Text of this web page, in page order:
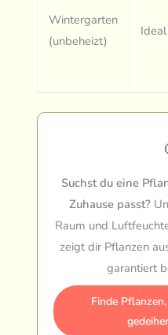
Wintergarten
(unbeheizt)
Ideal
Suchst du eine
Zuhause passt?
Raum und
zeigt dir Pflanzen
garantiert
Finde